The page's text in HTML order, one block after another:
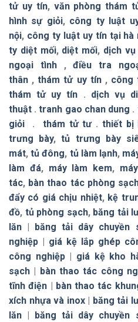
tử uy tín, văn phòng thám
hình sự giỏi, công ty luật
nội, công ty luật uy tín tại hà
ty diệt mối, diệt mối, dịch
ngoại tình,điều tra
thân ,thám tử uy tín, công
thám tử uy tín . dịch vụ
thuật .tranh gao chan dung .
giỏi . thám tử tư. thiết bị
trưng bày,tủ trưng bày
mát,tủ đông, tủ làm lạnh,
làm đá, máy làm kem,
tác, bàn thao tác phòng
đẩy có giá chịu nhiệt, kệ
đồ, tủ phòng sạch, băng tải
lăn
băng tải dây chuyền
nghiệp
giá kệ lắp ghép
công nghiệp| giá kệ kho
sạch
bàn thao tác công
tĩnh điện
bàn thao tác
xích nhựa và inox| băng tải
lăn
băng tải dây chuyền